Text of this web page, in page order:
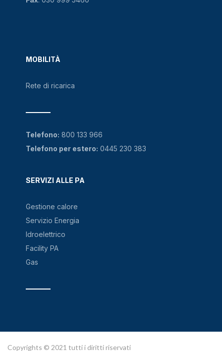
MOBILITÀ
Rete di ricarica
SERVIZI ALLE PA
Gestione calore
Servizio Energia
Idroelettrico
Facility PA
Gas
Telefono: 800 133 966
Telefono per estero: 0445 230 383
Copyrights © 2021 tutti i diritti riservati